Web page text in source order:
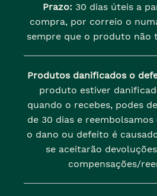
Prazo: 30 dias úteis a
compra, por correio o
sempre que o produto não
Produtos danificados o
produto estiver
quando o recebes, podes
de 30 dias e
o dano ou defeito é
se aceitarão
compensações/